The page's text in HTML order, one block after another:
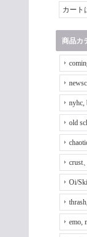
カート
商品カ
nyhc,
old
crust
Oi/
emo,